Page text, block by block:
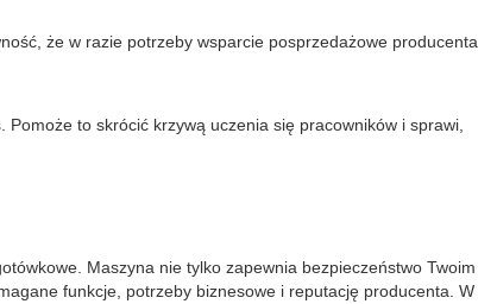
że w razie potrzeby wsparcie posprzedażowe producenta
to skrócić krzywą uczenia się pracowników i sprawi,
Maszyna nie tylko zapewnia bezpieczeństwo Twoim
funkcje, potrzeby biznesowe i reputację producenta. W